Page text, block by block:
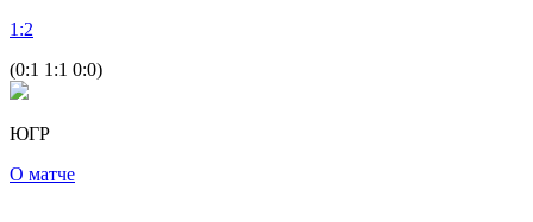
1 :2
(0:1 1:1 0:0)
ЮГР
О матче